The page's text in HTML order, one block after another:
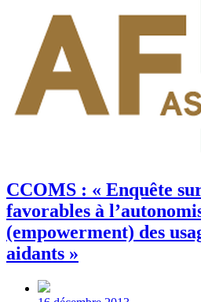
CCOMS : « Enquête
favorables à
(empowerment) des
aidants »
Post